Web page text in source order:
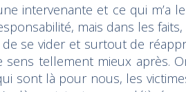
intervenante et ce qui m’a
mais dans les faits,
se vider et surtout de
tellement mieux après.
sont là pour nous, les